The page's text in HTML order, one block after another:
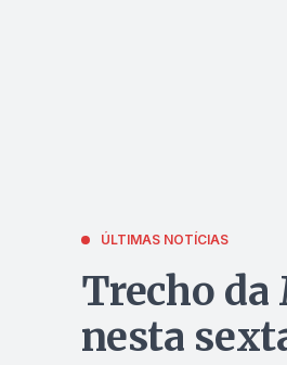
ÚLTIMAS NOTÍCIAS
Trecho
nesta